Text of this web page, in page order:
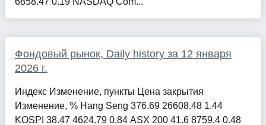
Фондовый рынок, Daily history за 12 января
2026 г.
Индекс Изменение, пункты Цена закрытия
Изменение, % Hang Seng 376.69 26608.48 1.44
KOSPI 38.47 4624.79 0.84 ASX 200 41.6 8759.4 0.48